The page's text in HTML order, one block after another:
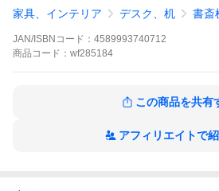
ます。
ださい。
デスク パソコンデスク PCデスク オフィ
子ども部屋 入学祝い 入学準備 パソコン
ブックシェルフ付き 幅120 デスクトップ
家具、インテリア デスク、机 書斎
JAN/ISBNコード： 4589993740712
商品 コード： wf285184
この商品を共有
アフィリエイトで